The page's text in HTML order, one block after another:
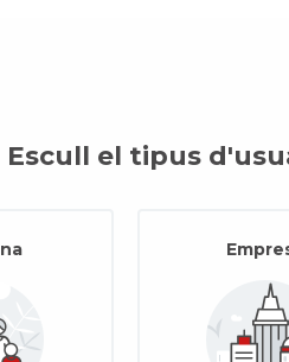
Escull el tipus